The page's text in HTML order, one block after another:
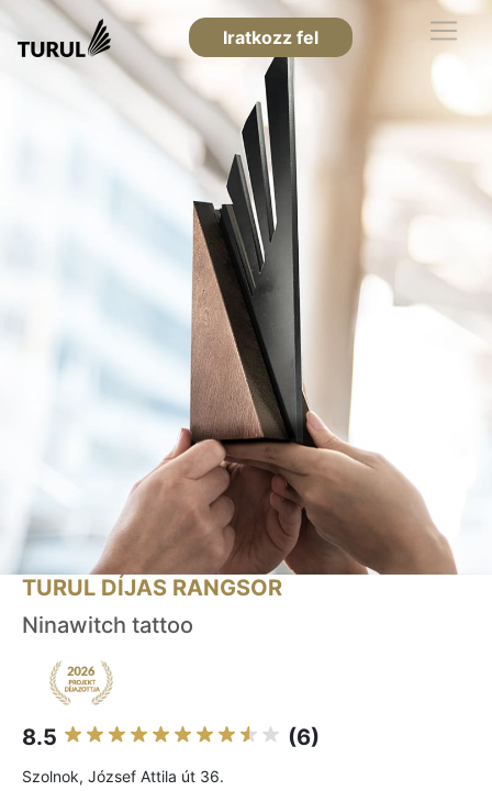
Iratkozz fel
TURUL DÍJAS RANGSOR
Ninawitch tattoo
8.5 (6)
Szolnok, József Attila út 36.